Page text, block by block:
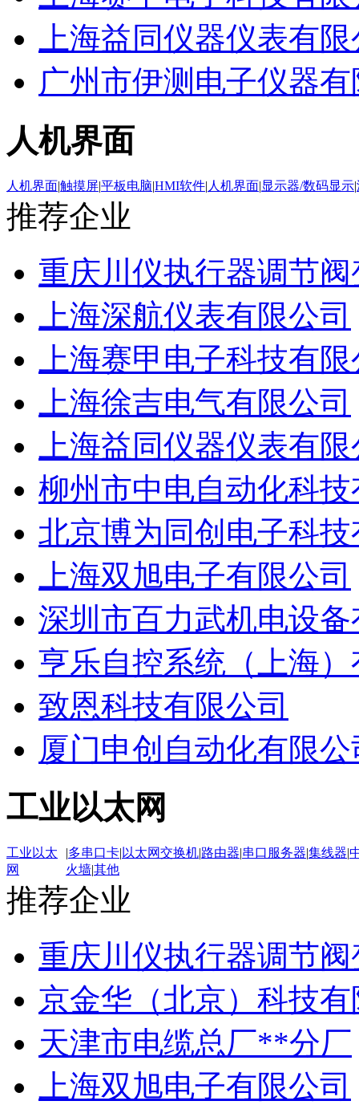
上海益同仪器仪表有
广州市伊测电子仪器
人机界面
人机界面|触摸屏|平板电脑|HMI软件| 人机界面|显示器/数码显示|
推荐企业
重庆川仪执行器调节
上海深航仪表有限公司
上海赛甲电子科技有
上海徐吉电气有限公司
上海益同仪器仪表有
柳州市中电自动化科
北京博为同创电子科
上海双旭电子有限公司
深圳市百力武机电设
亨乐自控系统（上海
致恩科技有限公司
厦门申创自动化有限公
工业以太网
工业以太
网
|多串口卡| 以太网交换机|路由器|串口服务器|集线器|
火墙|其他
推荐企业
重庆川仪执行器调节
京金华（北京）科技
天津市电缆总厂**分厂
上海双旭电子有限公司